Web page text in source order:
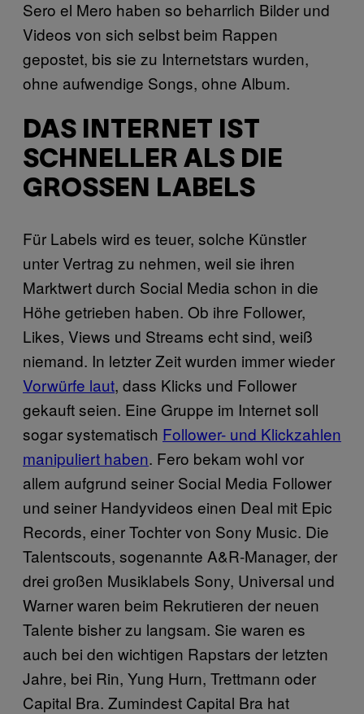
Sero el Mero haben so beharrlich Bilder und
Videos von sich selbst beim Rappen
gepostet, bis sie zu Internetstars wurden,
ohne aufwendige Songs, ohne Album.
DAS INTERNET IST
SCHNELLER ALS DIE
GROSSEN LABELS
Für Labels wird es teuer, solche Künstler
unter Vertrag zu nehmen, weil sie ihren
Marktwert durch Social Media schon in die
Höhe getrieben haben. Ob ihre Follower,
Likes, Views und Streams echt sind, weiß
niemand. In letzter Zeit wurden immer wieder
Vorwürfe laut, dass Klicks und Follower
gekauft seien. Eine Gruppe im Internet soll
sogar systematisch Follower- und Klickzahlen
manipuliert haben. Fero bekam wohl vor
allem aufgrund seiner Social Media Follower
und seiner Handyvideos einen Deal mit Epic
Records, einer Tochter von Sony Music. Die
Talentscouts, sogenannte A&R-Manager, der
drei großen Musiklabels Sony, Universal und
Warner waren beim Rekrutieren der neuen
Talente bisher zu langsam. Sie waren es
auch bei den wichtigen Rapstars der letzten
Jahre, bei Rin, Yung Hurn, Trettmann oder
Capital Bra. Zumindest Capital Bra hat